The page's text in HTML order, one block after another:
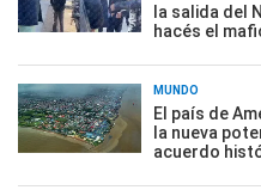
la salida del
hacés el
MUNDO
El país de
la nueva
acuerdo